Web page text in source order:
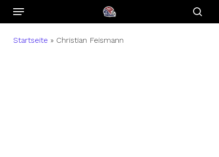
SkipMenu
Startseite » Christian Feismann